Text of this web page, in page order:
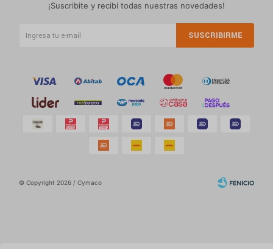
¡Suscribite y recibí todas nuestras novedades!
SUSCRIBIRME
© Copyright 2026 / Cymaco